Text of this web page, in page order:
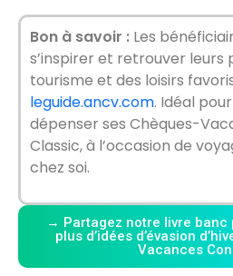
Bon à savoir : Les
s’inspirer et retrouver leurs
tourisme et des loisirs
leguide.ancv.com. Idéal
dépenser ses Chèques-
Classic, à l’occasion de
chez soi.
→ Partagez notre livre banc
plus d’idées d’évasion
Vacances